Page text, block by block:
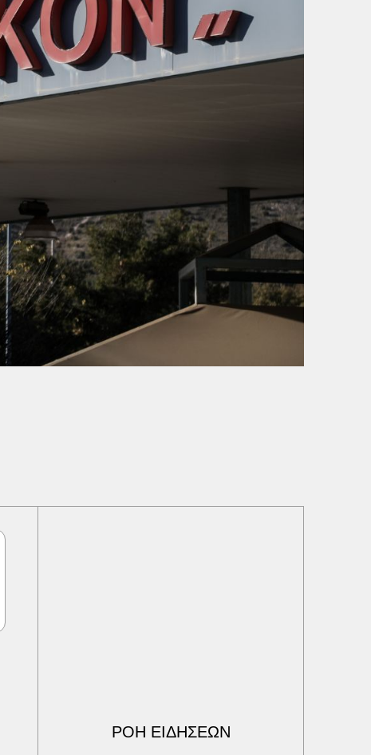
ΡΟΗ ΕΙΔΗΣΕΩΝ